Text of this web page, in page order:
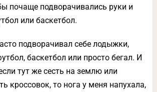
почаще подворачивались руки и
или баскетбол.
подворачивал себе лодыжки,
баскетбол или просто бегал. И
тут же сесть на землю или
кроссовок, то нога у меня напухала,